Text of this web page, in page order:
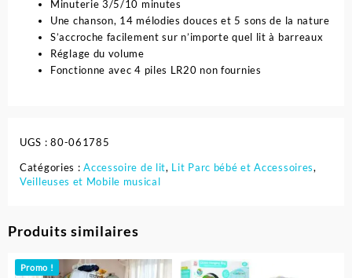
Minuterie 3/5/10 minutes
Une chanson, 14 mélodies douces et 5 sons de la nature
S’accroche facilement sur n’importe quel lit à barreaux
Réglage du volume
Fonctionne avec 4 piles LR20 non fournies
UGS :80-061785
Catégories :Accessoire de lit, Lit Parc bébé et Accessoires,
Veilleuses et Mobile musical
Produits similaires
Promo !